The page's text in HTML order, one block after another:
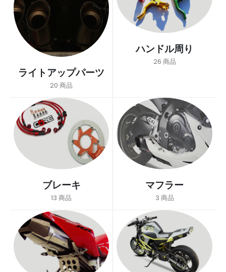
ライトアップパーツ
20 商品
ハンドル周り
26 商品
ブレーキ
13 商品
マフラー
3 商品